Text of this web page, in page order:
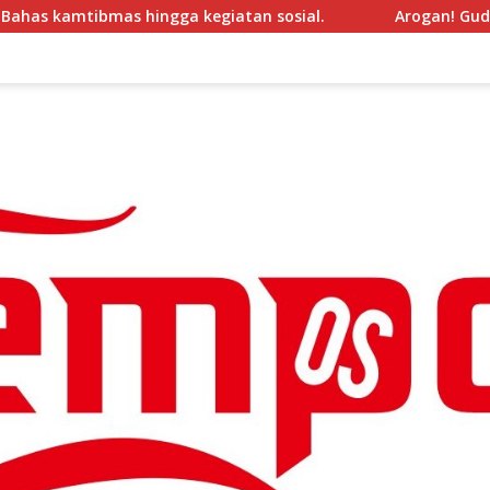
sosial. Arogan! Gudang Garam Tolak Hak